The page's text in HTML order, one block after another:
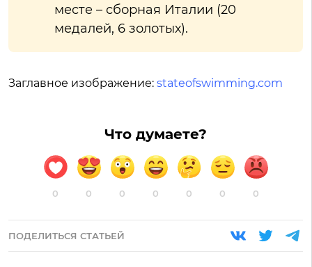
месте – сборная Италии (20
медалей, 6 золотых).
Заглавное изображение: stateofswimming.com
Что думаете?
0 0 0 0 0 0 0
ПОДЕЛИТЬСЯ СТАТЬЕЙ